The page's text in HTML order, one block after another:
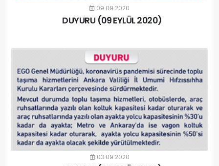
09.09.2020
DUYURU (09 EYLÜL 2020)
03.09.2020